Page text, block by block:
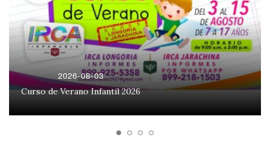
2026-08-03
Curso de Verano Infantil 2026